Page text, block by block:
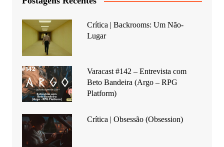
Crítica | Backrooms: Um Não-
Lugar
Varacast #142 – Entrevista com
Beto Bandeira (Argo – RPG
Platform)
Crítica | Obsessão (Obsession)